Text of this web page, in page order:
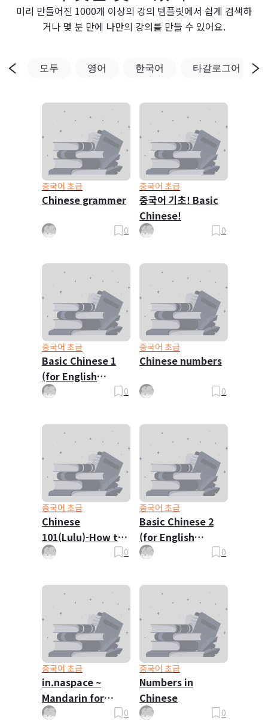
미리 만들어진 1000개 이상의 강의 템플릿에서 쉽게 검색하
거나 몇 분 만에 나만의 강의를 만들 수 있어요.
모두 영어 한국어 타갈로그어
중국어 초급
Chinese grammer
0
중국어 초급
중국어 기초! Basic
Chinese!
0
중국어 초급
Basic Chinese 1
(for English
Speaker)
0
중국어 초급
Chinese numbers
0
중국어 초급
Chinese
101(Lulu)-How to
order food?
0
중국어 초급
Basic Chinese 2
(for English
Speaker)
0
중국어 초급
in.naspace ~
Mandarin for
Beginners
0
중국어 초급
Numbers in
Chinese
0